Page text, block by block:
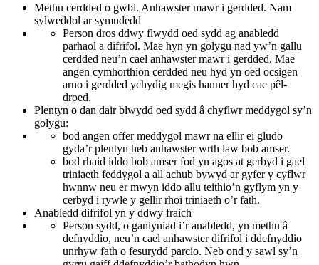
Methu cerdded o gwbl. Anhawster mawr i gerdded. Nam
sylweddol ar symudedd
Person dros ddwy flwydd oed sydd ag anabledd
parhaol a difrifol. Mae hyn yn golygu nad yw’n gallu
cerdded neu’n cael anhawster mawr i gerdded. Mae
angen cymhorthion cerdded neu hyd yn oed ocsigen
arno i gerdded ychydig megis hanner hyd cae pêl-
droed.
Plentyn o dan dair blwydd oed sydd â chyflwr meddygol sy’n
golygu:
bod angen offer meddygol mawr na ellir ei gludo
gyda’r plentyn heb anhawster wrth law bob amser.
bod rhaid iddo bob amser fod yn agos at gerbyd i gael
triniaeth feddygol a all achub bywyd ar gyfer y cyflwr
hwnnw neu er mwyn iddo allu teithio’n gyflym yn y
cerbyd i rywle y gellir rhoi triniaeth o’r fath.
Anabledd difrifol yn y ddwy fraich
Person sydd, o ganlyniad i’r anabledd, yn methu â
defnyddio, neu’n cael anhawster difrifol i ddefnyddio
unrhyw fath o fesurydd parcio. Neb ond y sawl sy’n